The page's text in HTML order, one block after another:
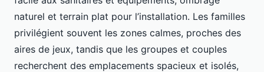
naturel et terrain plat pour l’installation. Les familles
privilégient souvent les zones calmes, proches des
aires de jeux, tandis que les groupes et couples
recherchent des emplacements spacieux et isolés,